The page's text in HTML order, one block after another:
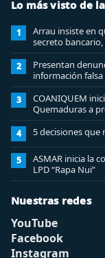
Lo más visto de
1
Arrau insiste en
secreto
2
Presentan
información
3
COANIQUEM
Quemaduras a
4 5 decisiones que
5
ASMAR inicia la
LPD “Rapa Nui”
Nuestras redes
YouTube
Facebook
Instagram